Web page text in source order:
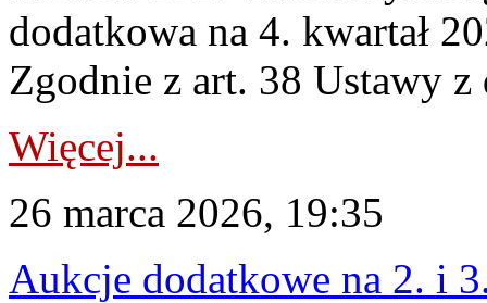
dodatkowa na 4. kwartał
Zgodnie z art. 38 Ustawy
Więcej...
26 marca 2026, 19:35
Aukcje dodatkowe na 2. i